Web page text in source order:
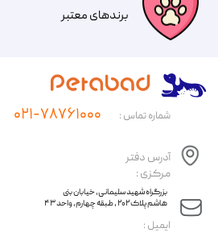
​​برندهای معتبر​​​​​​​
​ایمیل :
آدرس دفتر
مرکزی :
​​بزرگراه شهید سلیمانی، خیابان بنی
هاشم پلاک ۲۰۲ ، طبقه چهارم، واحد ۴۳
شماره تماس : ۰۲۱-۷۸۷۶۱۰۰۰